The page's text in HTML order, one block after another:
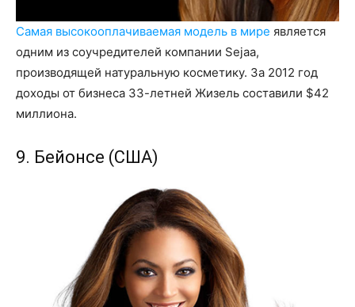
Самая высокооплачиваемая модель в мире является
одним из соучредителей компании Sejaa,
производящей натуральную косметику. За 2012 год
доходы от бизнеса 33-летней Жизель составили $42
миллиона.
9. Бейонсе (США)